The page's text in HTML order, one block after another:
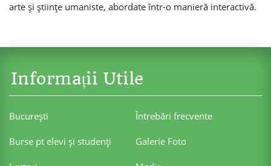
arte și științe umaniste, abordate într-o manieră interactivă.
Informații Utile
Bucureşti Întrebări frecvente
Burse pt elevi şi studenţi Galerie Foto